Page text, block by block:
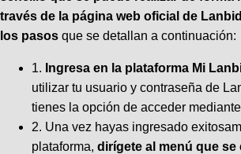
través de la página web oficial de
los pasos que se detallan a continuación:
1. Ingresa en la plataforma Mi
utilizar tu usuario y contraseña de
tienes la opción de acceder
2. Una vez hayas ingresado
plataforma, dirígete al menú que se